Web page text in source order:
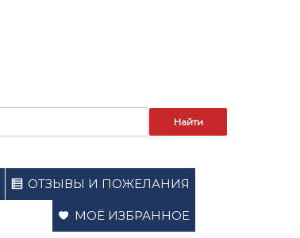
ОТЗЫВЫ И ПОЖЕЛАНИЯ
МОЁ ИЗБРАННОЕ